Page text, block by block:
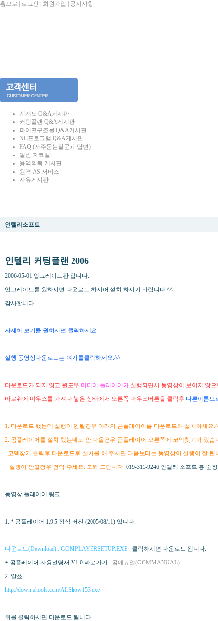
홈으로 로그인 회원가입 공지사항
전개도 Q&A게시판
커팅플랜 Q&A게시판
파이프구조물 Q&A게시판
NC프로그램 Q&A게시판
FAQ (자주묻는질문과 답변)
일반 자료실
용역의뢰 게시판
원격 AS 서비스
자유게시판
인텔리소프트
인텔리 커팅플랜 2006
2006-05-01 업그레이드판 입니다.
업그레이드를 원하시면 다운로드 하시어 설치 하시기 바람니다.^^
감사합니다.
자세히 보기를 원하시면 클릭하세요
실행 동영상다운로드는 여기를클릭하세요.^^
다운로드가 되지 않고 윈도우 미디어 플레이어가 실행되면서 동영상이 보이지 않으
바로위에 마우스를 가져다 놓은 상태에서 오른쪽 마우스버튼을 클릭후 다른이름으
1. 다운로드 했는데 실행이 안될경우 아래의 곰플레이어를 다운로드해 설치하세요
2. 곰플레이어를 설치 했는데도 안 나올경우 곰플레이어 오른쪽에 코덱찾기가 있습
코덱찾기 클릭후 다운로드후 설치를 해 주시면 다음보터는 동영상이 실행이 잘 됩
실행이 안될경우 연락 주세요. 도와 드림니다 019-315-9246 인텔리 소프트 홍 순
동영상 플레이어 링크
1. * 곰플레이어 1.9.5 정식 버전 (2005/08/11) 입니다.
다운로드(Download) : GOMPLAYERSETUP.EXE 클릭하시면 다운로드 됨니다.
+ 곰플레이어 사용설명서 V1.0 바로가기 : 곰매뉴얼(GOMMANUAL)
2. 알쑈
http://down.altools.com/ALShow153.exe
위를 클릭하시면 다운로드 됨니다.